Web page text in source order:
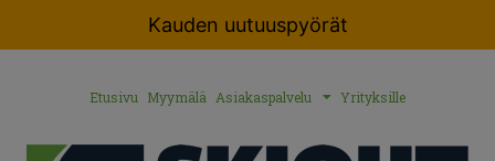
Kauden uutuuspyörät
Etusivu Myymälä Asiakaspalvelu Yrityksille